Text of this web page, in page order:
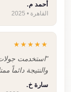
أحمد م.
القاهرة • 2025
★★★★★
"استخدمت جولات
والنتيجة دائماً
سارة خ.